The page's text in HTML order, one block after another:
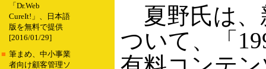
「Dr.Web
CureIt!」、日本語
版を無料で提供
[2016/01/29]
■ 筆まめ、中小事業
者向け顧客管理ソ
夏野氏は、
ついて、「